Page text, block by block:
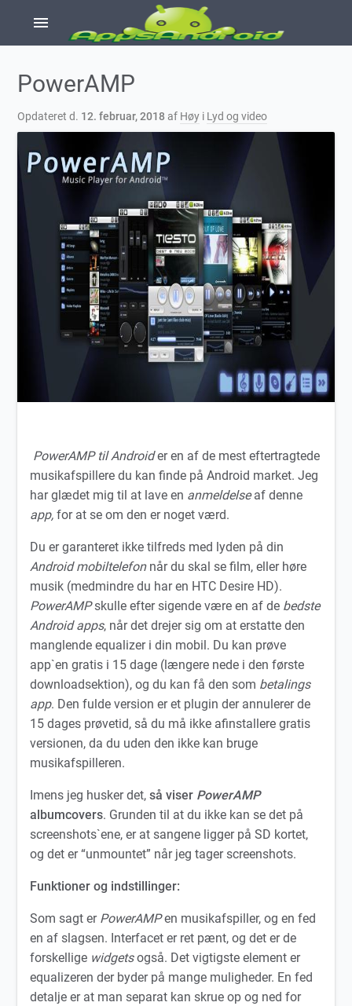
menu
PowerAMP
Opdateret d. 12. februar, 2018 af Høy i Lyd og video
PowerAMP til Androider en af de mest eftertragtede
musikafspillere du kan finde på Android market. Jeg
har glædet mig til at lave en anmeldelseaf denne
app, for at se om den er noget værd.
Du er garanteret ikke tilfreds med lyden på din
Android mobiltelefonnår du skal se film, eller høre
musik (medmindre du har en HTC Desire HD).
PowerAMPskulle efter sigende være en af de bedste
Android apps, når det drejer sig om at erstatte den
manglende equalizer i din mobil. Du kan prøve
app`en gratis i 15 dage (længere nede i den første
downloadsektion), og du kan få den som betalings
app. Den fulde version er et plugin der annulerer de
15 dages prøvetid, så du må ikke afinstallere gratis
versionen, da du uden den ikke kan bruge
musikafspilleren.
Imens jeg husker det,så viser PowerAMP
albumcovers. Grunden til at du ikke kan se det på
screenshots`ene, er at sangene ligger på SD kortet,
og det er “unmountet” når jeg tager screenshots.
Funktioner og indstillinger:
Som sagt er PowerAMPen musikafspiller, og en fed
en af slagsen. Interfacet er ret pænt, og det er de
forskellige widgetsogså. Det vigtigste element er
equalizeren der byder på mange muligheder. En fed
detalje er at man separat kan skrue op og ned for